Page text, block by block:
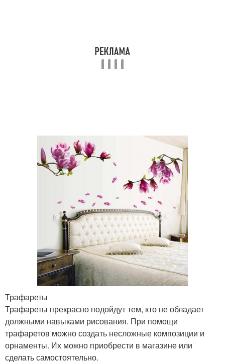
Трафареты
Трафареты прекрасно подойдут тем, кто не обладает
должными навыками рисования. При помощи
трафаретов можно создать несложные композиции и
орнаменты. Их можно приобрести в магазине или
сделать самостоятельно.